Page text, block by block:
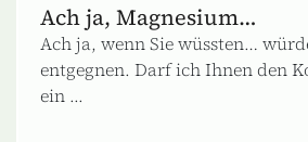
Ach ja, Magnesium…
Ach ja, wenn Sie wüssten…
entgegnen. Darf ich Ihnen den
ein ...